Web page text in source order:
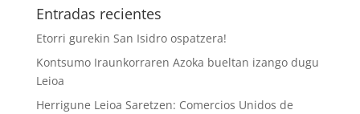
Entradas recientes
Etorri gurekin San Isidro ospatzera!
Kontsumo Iraunkorraren Azoka bueltan izango dugu
Leioa
Herrigune Leioa Saretzen: Comercios Unidos de